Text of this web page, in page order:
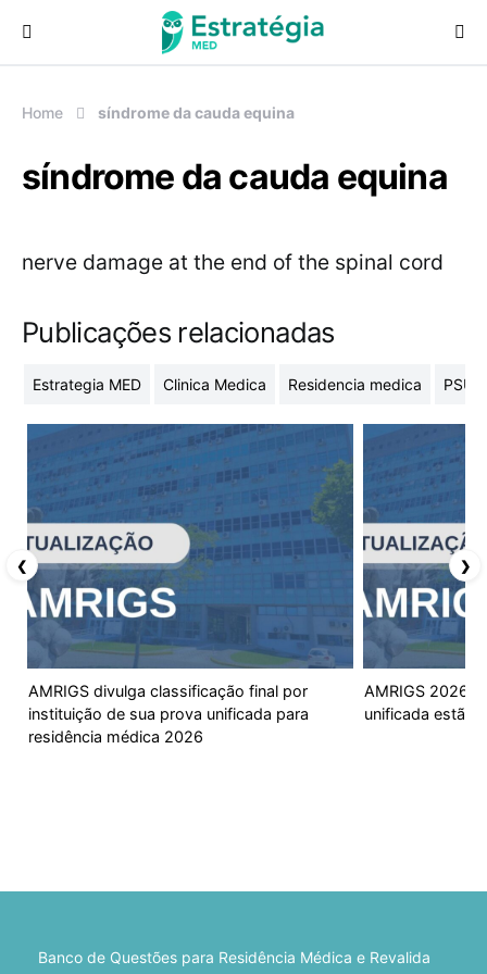
Procurar:
Home síndrome da cauda equina
síndrome da cauda equina
nerve damage at the end of the spinal cord
Publicações relacionadas
Estrategia MED Clinica Medica Residencia medica PSU-
AMRIGS divulga classificação final por
instituição de sua prova unificada para
residência médica 2026
AMRIGS 2026:
unificada estão
❮ ❯
Banco de Questões para Residência Médica e Revalida